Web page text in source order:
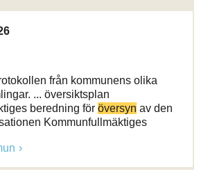
från kommunens olika
... översiktsplan
beredning för översyn av den
Kommunfullmäktiges